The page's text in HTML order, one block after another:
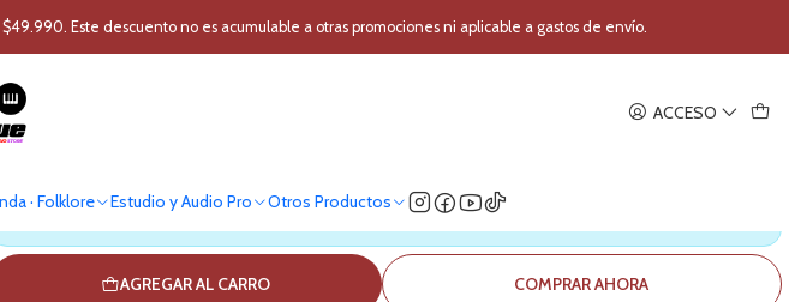
ACCESO
· Folklore Estudio y Audio Pro Otros Productos
Este descuento no es acumulable a otras promociones ni aplicable a gastos de envío.
Cuerda Cuerdas para bajo D'Addario EXL160-5
Cuerdas para bajo D'Addario EXL160-5
Antes de comprar verifica nuestro stock
AGREGAR AL CARRO COMPRAR AHORA